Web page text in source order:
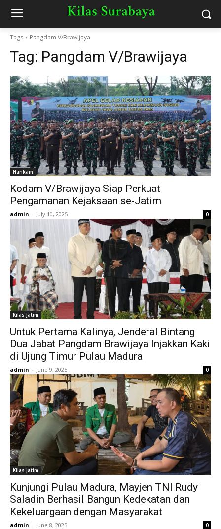
Tags Pangdam V/Brawijaya
Tag: Pangdam V/Brawijaya
Hankam
Kodam V/Brawijaya Siap Perkuat
Pengamanan Kejaksaan se-Jatim
admin - July 10, 2025 0
Kilas Jatim
Untuk Pertama Kalinya, Jenderal Bintang
Dua Jabat Pangdam Brawijaya Injakkan Kaki
di Ujung Timur Pulau Madura
admin - June 9, 2025 0
Kilas Jatim
Kunjungi Pulau Madura, Mayjen TNI Rudy
Saladin Berhasil Bangun Kedekatan dan
Kekeluargaan dengan Masyarakat
admin - June 8, 2025 0